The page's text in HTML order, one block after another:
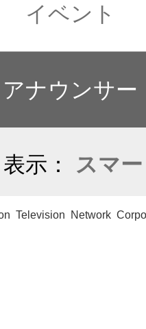
イベント
アナウンサー
表示： スマ
Television Network